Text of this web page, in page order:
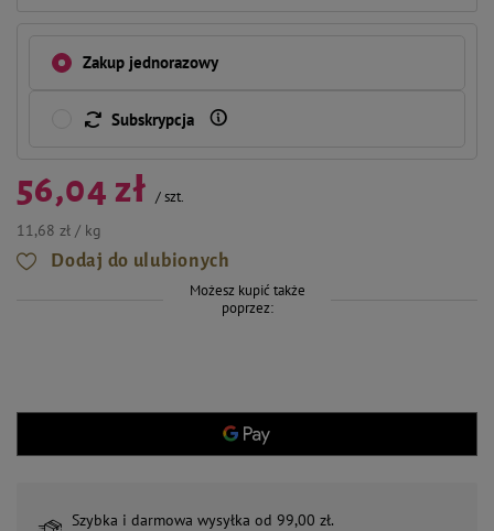
Zakup jednorazowy
Subskrypcja
56,04 zł /szt.
11,68 zł / kg
Dodaj do ulubionych
Możesz kupić także
poprzez:
Szybka i darmowa wysyłka od 99,00 zł.